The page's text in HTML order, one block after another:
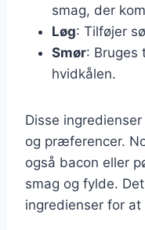
smag, der
Løg: Tilføjer
Smør: Bruges
hvidkålen.
Disse
og præferencer.
også bacon eller
smag og fylde.
ingredienser for